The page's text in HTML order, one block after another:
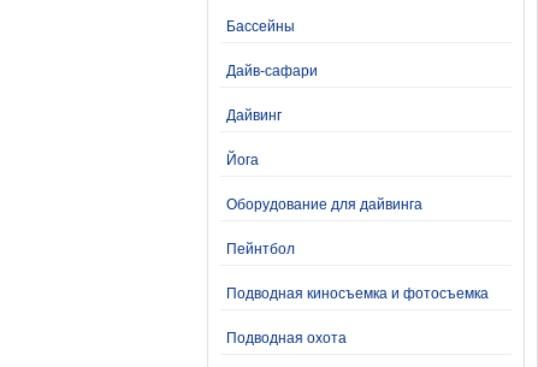
Бассейны
Дайв-сафари
Дайвинг
Йога
Оборудование для дайвинга
Пейнтбол
Подводная киносъемка и фотосъемка
Подводная охота